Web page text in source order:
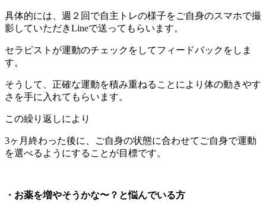
具体的には、週２回で自主トレの様子をご自身のスマホで撮
影していただきLineで送ってもらいます。
セラピストが運動のチェックをしてフィードバックをしま
す。
そうして、正確な運動を積み重ねることにより体の動きやす
さを手に入れてもらいます。
この繰り返しにより
3ヶ月終わった後に、ご自身の状態に合わせてご自身で運動
を選べるようにすることが目標です。
・お薬を増やそうかな〜？と悩んでいる方